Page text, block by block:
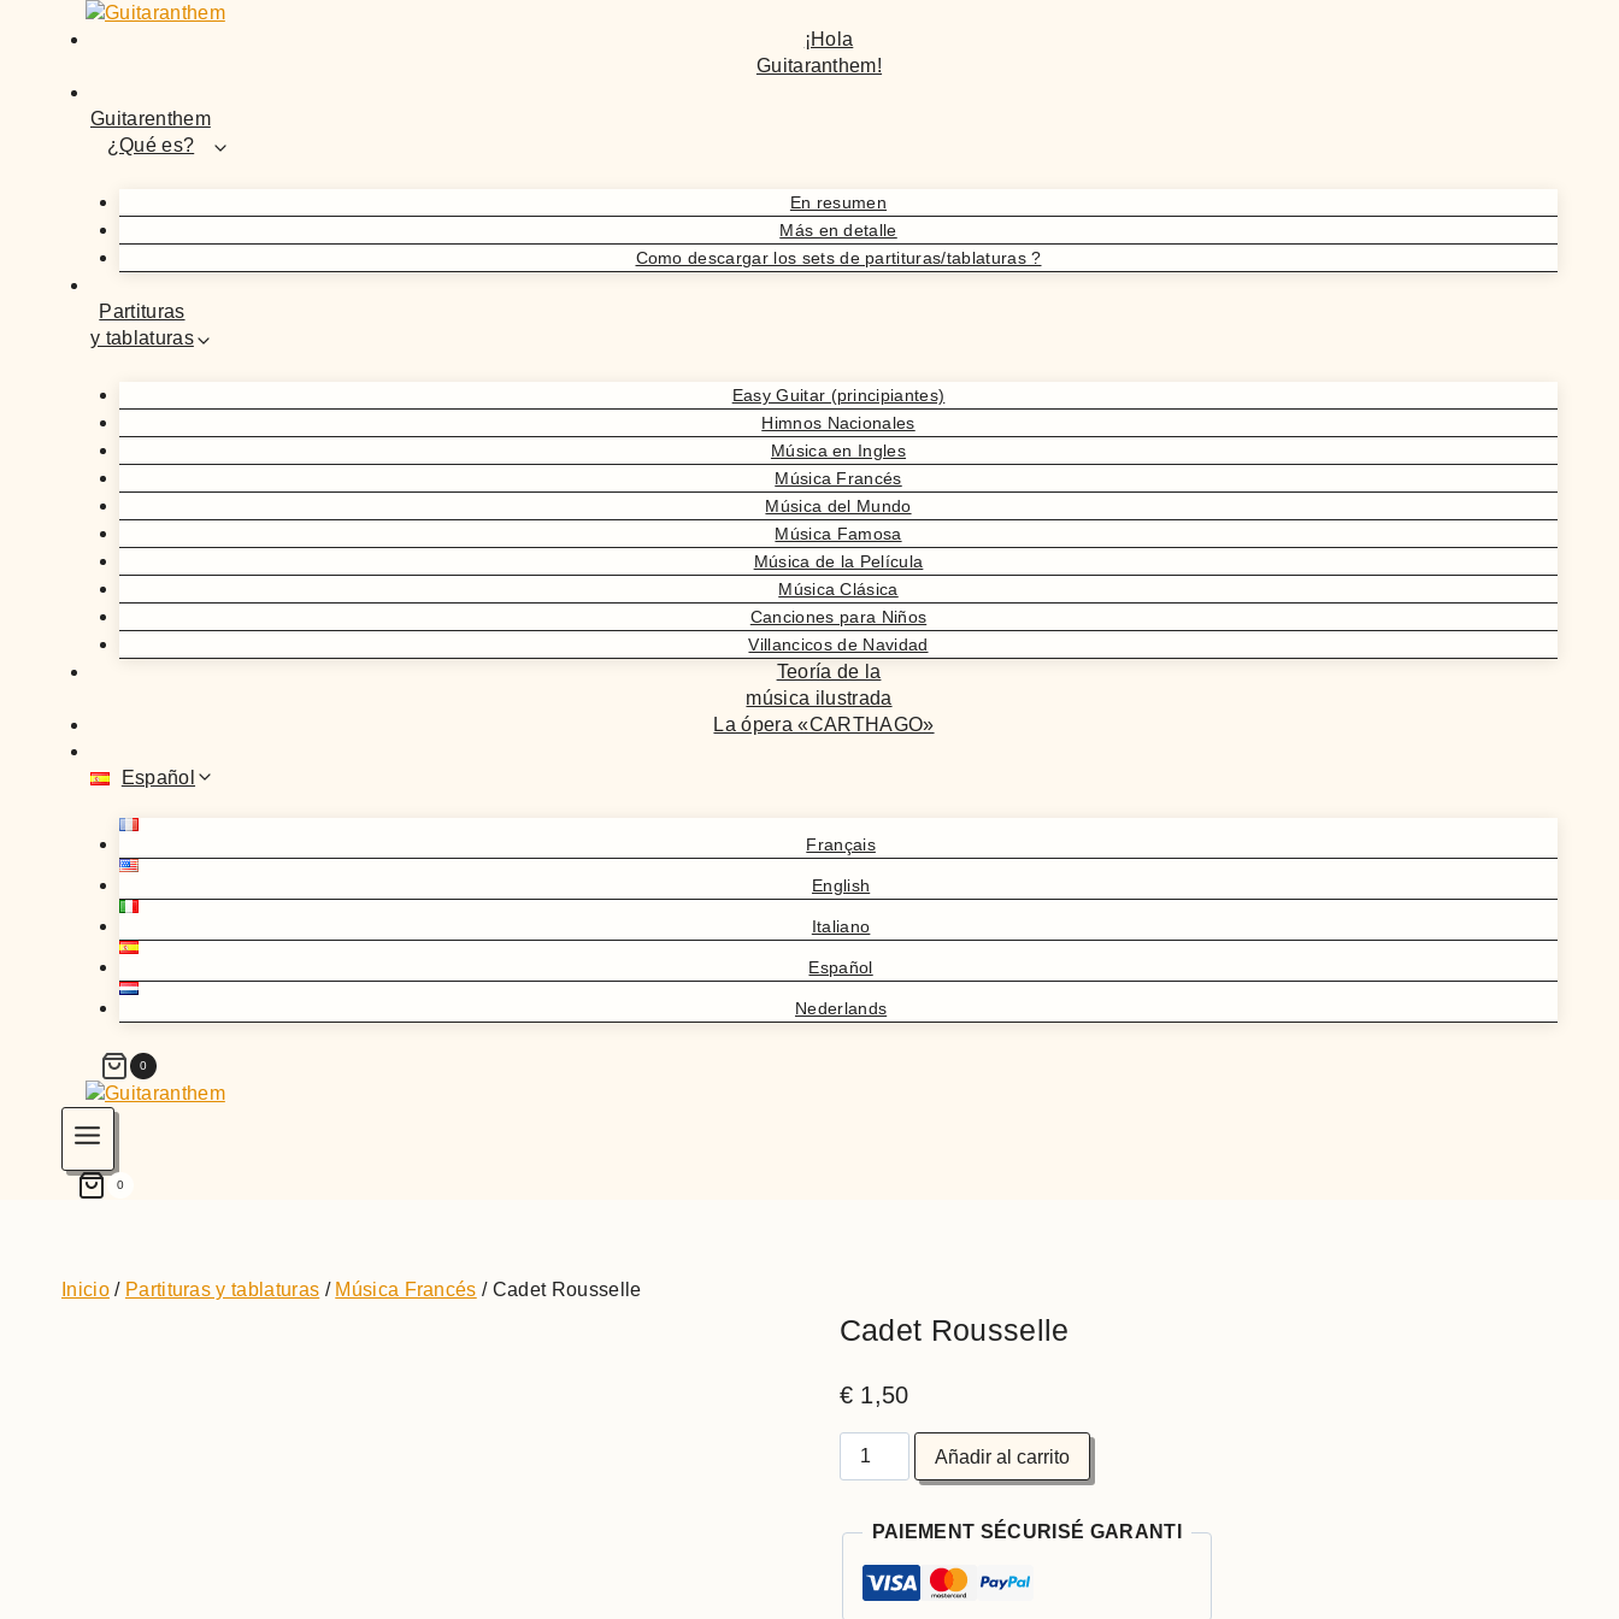
¡Hola
Guitaranthem!
Guitarenthem
¿Qué es?
En resumen
Más en detalle
Como descargar los sets de partituras/tablaturas ?
Partituras
y tablaturas
Easy Guitar (principiantes)
Himnos Nacionales
Música en Ingles
Música Francés
Música del Mundo
Música Famosa
Música de la Película
Música Clásica
Canciones para Niños
Villancicos de Navidad
Teoría de la
música ilustrada
La ópera «CARTHAGO»
Español
Français
English
Italiano
Español
Nederlands
0
0
Inicio / Partituras y tablaturas / Música Francés / Cadet Rousselle
Cadet Rousselle
€ 1,50
Cadet
Añadir al carrito
PAIEMENT SÉCURISÉ GARANTI